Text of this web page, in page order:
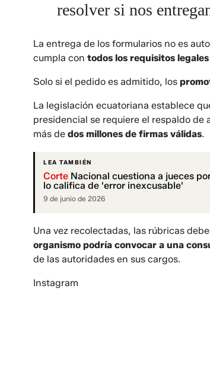
resolver si nos
La entrega de los formularios no es
cumpla con todos los requisitos legales
Solo si el pedido es admitido, los
La legislación ecuatoriana establece
presidencial se requiere el respaldo de
más de dos millones de firmas válidas.
LEA TAMBIÉN
Corte Nacional cuestiona a jueces
lo califica de 'error inexcusable'
9 de junio de 2026
Una vez recolectadas, las rúbricas
organismo podría convocar a una
de las autoridades en sus cargos.
Instagram